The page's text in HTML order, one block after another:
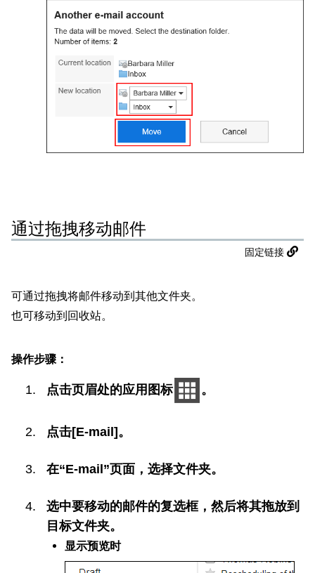
通过拖拽移动邮件
固定链接
可通过拖拽将邮件移动到其他文件夹。
也可移动到回收站。
操作步骤：
点击页眉处的应用图标 。
点击[E-mail]。
在“E-mail”页面，选择文件夹。
选中要移动的邮件的复选框，然后将其拖放到
目标文件夹。
显示预览时